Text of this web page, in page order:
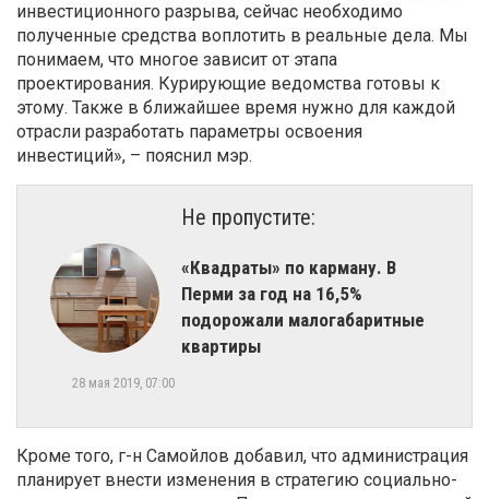
инвестиционного разрыва, сейчас необходимо
полученные средства воплотить в реальные дела. Мы
понимаем, что многое зависит от этапа
проектирования. Курирующие ведомства готовы к
этому. Также в ближайшее время нужно для каждой
отрасли разработать параметры освоения
инвестиций», – пояснил мэр.
Не пропустите:
«Квадраты» по карману. В
Перми за год на 16,5%
подорожали малогабаритные
квартиры
28 мая 2019, 07:00
Кроме того, г-н Самойлов добавил, что администрация
планирует внести изменения в стратегию социально-